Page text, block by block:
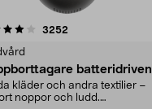
3252
batteridriven
kläder och andra textilier –
noppor och ludd.
4.5av 5 stjärnor